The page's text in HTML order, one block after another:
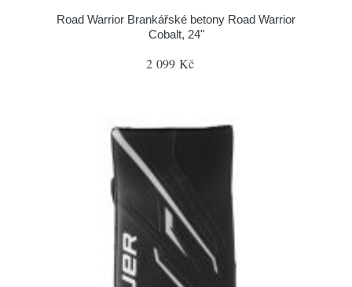
Road Warrior Brankářské betony Road Warrior
Cobalt, 24"
2 099 Kč